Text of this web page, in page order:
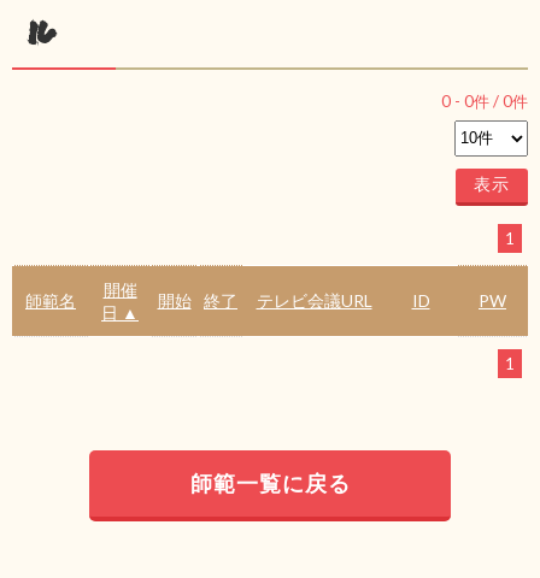
ル
0 - 0件 /0件
1
師範名
開催
日 ▲
開始 終了 テレビ会議URL ID PW
1
師範一覧に戻る